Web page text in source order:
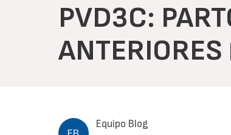
PVD3C:
ANTERIORES
Equipo Blog